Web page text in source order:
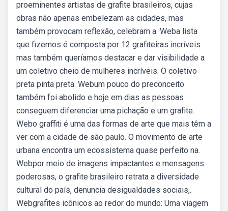
proeminentes artistas de grafite brasileiros, cujas
obras não apenas embelezam as cidades, mas
também provocam reflexão, celebram a. Weba lista
que fizemos é composta por 12 grafiteiras incríveis
mas também queríamos destacar e dar visibilidade a
um coletivo cheio de mulheres incríveis. O coletivo
preta pinta preta. Webum pouco do preconceito
também foi abolido e hoje em dias as pessoas
conseguem diferenciar uma pichação e um grafite.
Webo graffiti é uma das formas de arte que mais têm a
ver com a cidade de são paulo. O movimento de arte
urbana encontra um ecossistema quase perfeito na.
Webpor meio de imagens impactantes e mensagens
poderosas, o grafite brasileiro retrata a diversidade
cultural do país, denuncia desigualdades sociais,.
Webgrafites icônicos ao redor do mundo: Uma viagem